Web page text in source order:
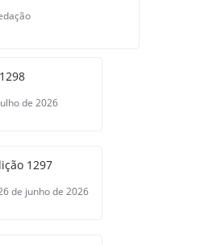
de 2026
1297
de junho de 2026